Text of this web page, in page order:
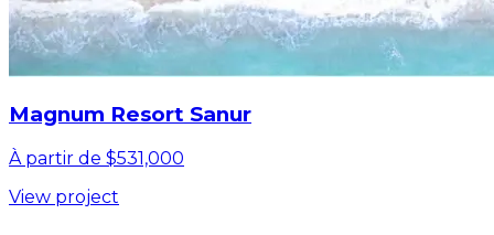
Magnum Resort Sanur
À partir de $531,000
View project